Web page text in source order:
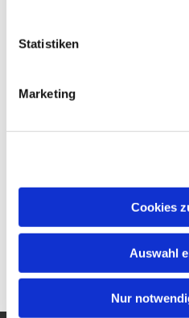
Statistiken
Marketing
Cookies
Auswahl
Nur